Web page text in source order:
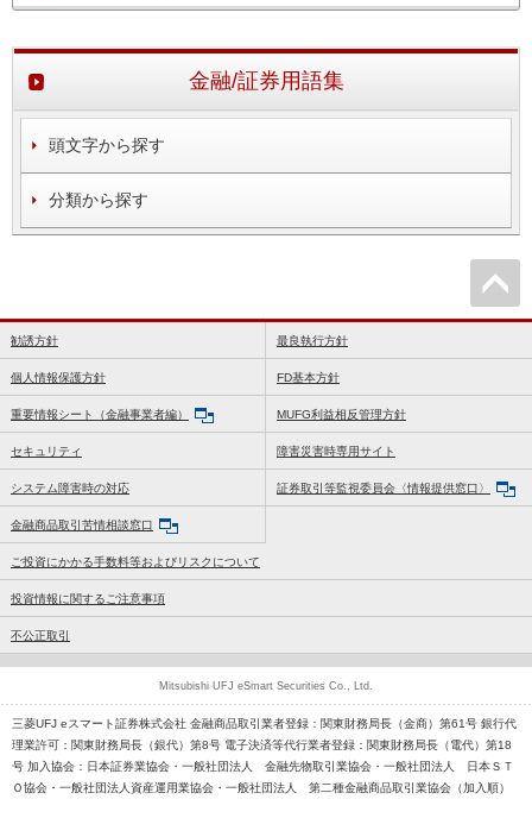
金融/証券用語集
頭文字から探す
分類から探す
勧誘方針 最良執行方針
個人情報保護方針 FD基本方針
重要情報シート（金融事業者編） MUFG利益相反管理方針
セキュリティ 障害災害時専用サイト
システム障害時の対応 証券取引等監視委員会〈情報提供窓口〉
金融商品取引苦情相談窓口
ご投資にかかる手数料等およびリスクについて
投資情報に関するご注意事項
不公正取引
三菱UFJ eスマート証券株式会社 金融商品取引業者登録：関東財務局長（金商）第61号 銀行代
理業許可：関東財務局長（銀代）第8号 電子決済等代行業者登録：関東財務局長（電代）第18
号 加入協会：日本証券業協会・一般社団法人 金融先物取引業協会・一般社団法人 日本ＳＴ
Ｏ協会・一般社団法人資産運用業協会・一般社団法人 第二種金融商品取引業協会（加入順）
Mitsubishi UFJ eSmart Securities Co., Ltd.